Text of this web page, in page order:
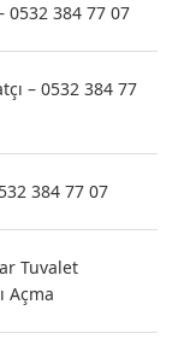
0532 384 77 07
– 0532 384 77
384 77 07
Tuvalet
Açma